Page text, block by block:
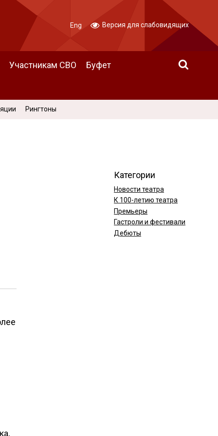
Участникам СВО
Буфет
Eng Версия для слабовидящих
Рингтоны
Категории
Новости театра
К 100-летию театра
Премьеры
Гастроли и фестивали
Дебюты